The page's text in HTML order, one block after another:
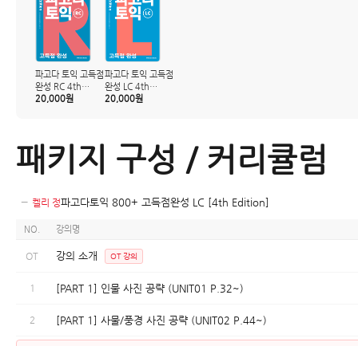
파고다 토익 고득점
완성 RC 4th
Edition
20,000원
파고다 토익 고득점
완성 LC 4th
Edition
20,000원
패키지 구성 / 커리큘럼
− 켈리 정파고다토익 800+ 고득점완성 LC [4th Edition]
NO. 강의명
OT 강의 소개 OT 강의
1 [PART 1] 인물 사진 공략 (UNIT01 P.32~)
2 [PART 1] 사물/풍경 사진 공략 (UNIT02 P.44~)